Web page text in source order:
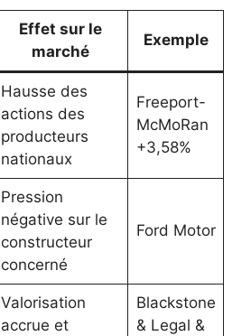
Effet sur le
marché
Exemple
Hausse des
actions des
producteurs
nationaux
Freeport-
McMoRan
+3,58%
Pression
négative sur le
constructeur
concerné
Ford Motor
Valorisation
accrue et
Blackstone
& Legal &